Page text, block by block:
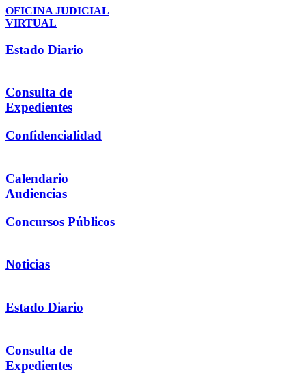
OFICINA JUDICIAL
VIRTUAL
Estado Diario
Consulta de
Expedientes
Confidencialidad
Calendario
Audiencias
Concursos Públicos
Noticias
Estado Diario
Consulta de
Expedientes